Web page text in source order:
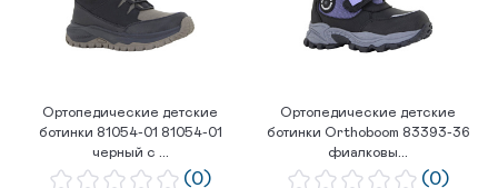
Ортопедические детские
ботинки 81054-01 81054-01
черный с ...
(0)
Ортопедические детские
ботинки Orthoboom 83393-36
фиалковы...
(0)